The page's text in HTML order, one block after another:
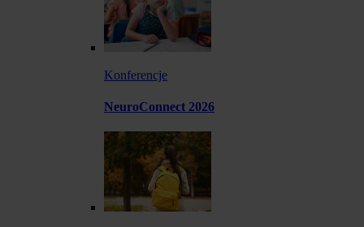
Konferencje
NeuroConnect 2026